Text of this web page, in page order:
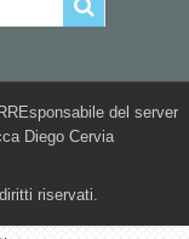
del server
Diego Cervia
riservati.